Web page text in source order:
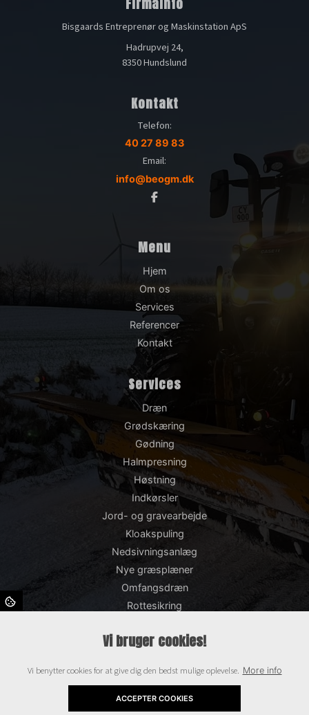
Firmainfo
Bisgaards Entreprenør og Maskinstation ApS
Hadrupvej 24,
8350 Hundslund
Kontakt
Telefon:
40 27 89 83
Email:
info@beogm.dk
Menu
Hjem
Om os
Services
Referencer
Kontakt
Services
Dræn
Grødskæring
Gødning
Halmpresning
Høstning
Indkørsler
Jord- og gravearbejde
Kloakspuling
Nedsivningsanlæg
Nye græsplæner
Omfangsdræn
Rottesikring
Støttemure
TV-inspektion
Terrasser
Vi bruger cookies!
Vi benytter cookies for at give dig den bedst mulige oplevelse. More info
ACCEPTER COOKIES